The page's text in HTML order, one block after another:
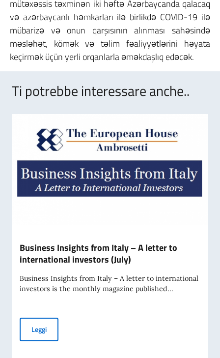
mütəxəssis təxminən iki həftə Azərbaycanda qalacaq
və azərbaycanlı həmkarları ilə birlikdə COVID-19 ilə
mübarizə və onun qarşısının alınması sahəsində
məsləhət, kömək və təlim fəaliyyətlərini həyata
keçirmək üçün yerli orqanlarla əməkdaşlıq edəcək.
Ti potrebbe interessare anche..
Business Insights from Italy – A letter to
international investors (July)
Business Insights from Italy – A letter to international
investors is the monthly magazine published...
LeggiBusiness Insights from Italy – A letter to international